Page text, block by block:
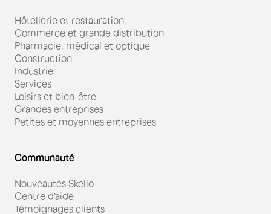
Hôtellerie et restauration
Commerce et grande distribution
Pharmacie, médical et optique
Construction
Industrie
Services
Loisirs et bien-être
Grandes entreprises
Petites et moyennes entreprises
Communauté
Nouveautés Skello
Centre d'aide
Témoignages clients